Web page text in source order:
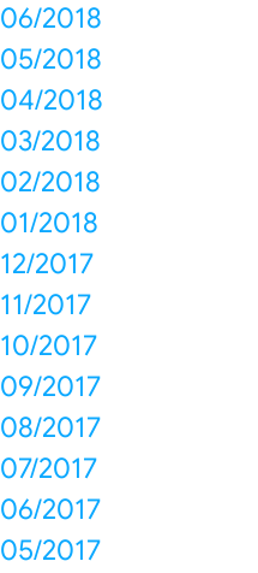
06/2018
05/2018
04/2018
03/2018
02/2018
01/2018
12/2017
11/2017
10/2017
09/2017
08/2017
07/2017
06/2017
05/2017